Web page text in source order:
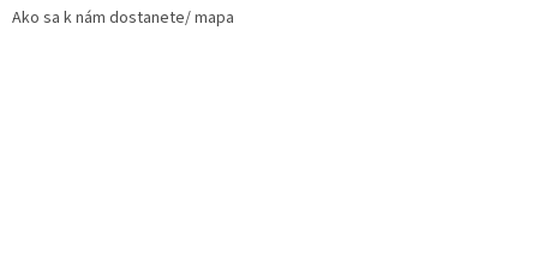
Ako sa k nám dostanete/ mapa